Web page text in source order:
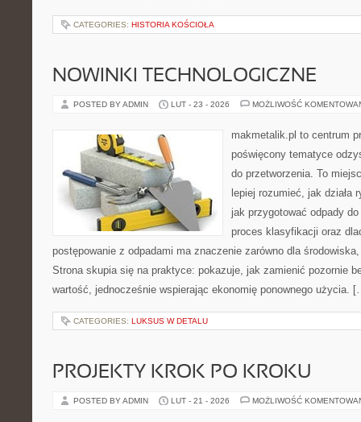
CATEGORIES: HISTORIA KOŚCIOŁA
NOWINKI TECHNOLOGICZNE
POSTED BY ADMIN LUT - 23 - 2026 MOŻLIWOŚĆ
makmetalik.pl to centrum
poświęcony tematyce
do przetworzenia. To
lepiej rozumieć, jak działa
jak przygotować odpady
proces klasyfikacji oraz
postępowanie z odpadami ma znaczenie zarówno dla
Strona skupia się na praktyce: pokazuje, jak zamienić pozornie
wartość, jednocześnie wspierając ekonomię ponownego użycia.
CATEGORIES: LUKSUS W DETALU
PROJEKTY KROK PO KROKU
POSTED BY ADMIN LUT - 21 - 2026 MOŻLIWOŚĆ